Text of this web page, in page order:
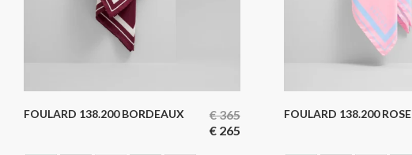
FOULARD 138.200 BORDEAUX €365
€265
FOULARD 138.200 ROSE